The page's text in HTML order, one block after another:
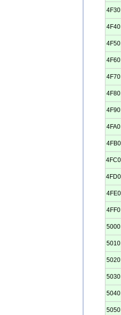
4F30
4F40
4F50
4F60
4F70
4F80
4F90
4FA0
4FB0
4FC0
4FD0
4FE0
4FF0
5000
5010
5020
5030
5040
5050